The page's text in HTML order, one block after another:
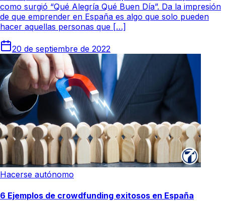
como surgió “Qué Alegría Qué Buen Día”. Da la impresión
de que emprender en España es algo que solo pueden
hacer aquellas personas que […]
20 de septiembre de 2022
Hacerse autónomo
6 Ejemplos de crowdfunding exitosos en España